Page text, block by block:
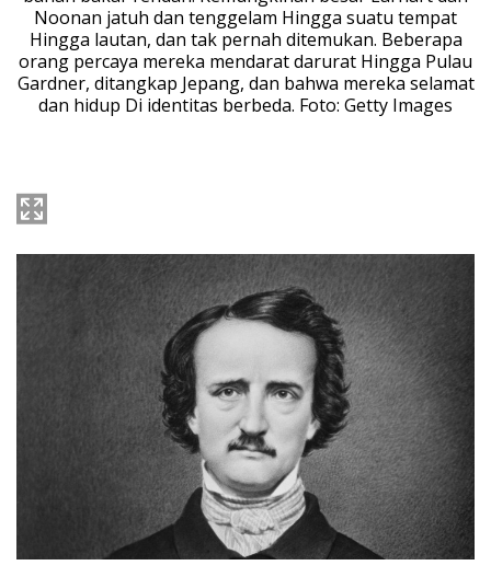
Noonan jatuh dan tenggelam Hingga suatu tempat
Hingga lautan, dan tak pernah ditemukan. Beberapa
orang percaya mereka mendarat darurat Hingga Pulau
Gardner, ditangkap Jepang, dan bahwa mereka selamat
dan hidup Di identitas berbeda. Foto: Getty Images